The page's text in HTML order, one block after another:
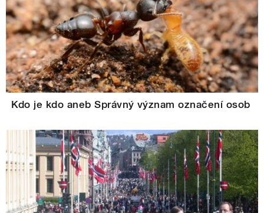
Kdo je kdo aneb Správný význam označení osob